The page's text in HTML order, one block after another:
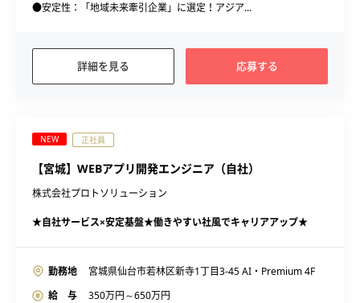
●安定性：「地域未来牽引企業」に選定！アジア...
詳細を見る 応募する
NEW 正社員
【宮城】WEBアプリ開発エンジニア（自社）
株式会社プロトソリューション
★自社サービス×安定基盤★働きやすい社風でキャリアアップ★
勤務地
宮城県仙台市若林区新寺1丁目3-45 AI・Premium 4F
給 与
350万円～650万円